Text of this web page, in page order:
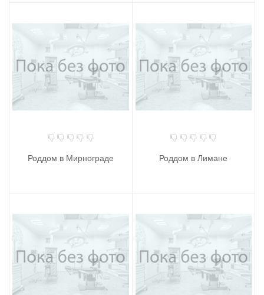
Роддом в Мирнограде Роддом в Лимане